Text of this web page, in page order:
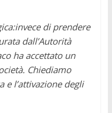
di prendere
dall’Autorità
ha accettato un
Chiediamo
e l’attivazione degli